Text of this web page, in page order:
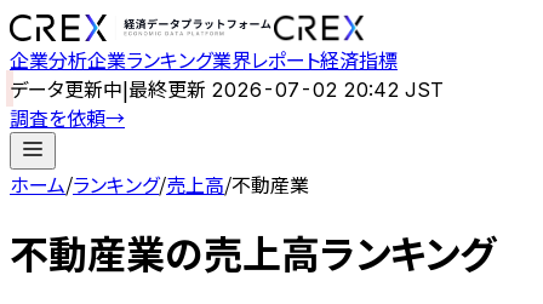
企業分析企業ランキング業界レポート経済指標
データ更新中|最終更新 2026-07-02 20:42 JST
調査を依頼→
ホーム/ランキング/売上高/不動産業
不動産業の売上高ランキング